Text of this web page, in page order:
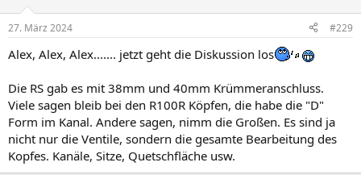
27. März 2024 #229
Alex, Alex, Alex....... jetzt geht die Diskussion los
Die RS gab es mit 38mm und 40mm Krümmeranschluss.
Viele sagen bleib bei den R100R Köpfen, die habe die "D"
Form im Kanal. Andere sagen, nimm die Großen. Es sind ja
nicht nur die Ventile, sondern die gesamte Bearbeitung des
Kopfes. Kanäle, Sitze, Quetschfläche usw.